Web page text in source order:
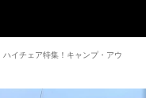
ハイチェア特集！キャンプ・アウ